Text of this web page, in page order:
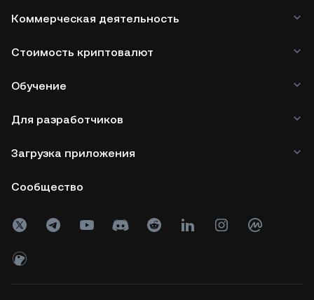
Коммерческая деятельность
Стоимость криптовалют
Обучение
Для разработчиков
Загрузка приложения
Сообщество